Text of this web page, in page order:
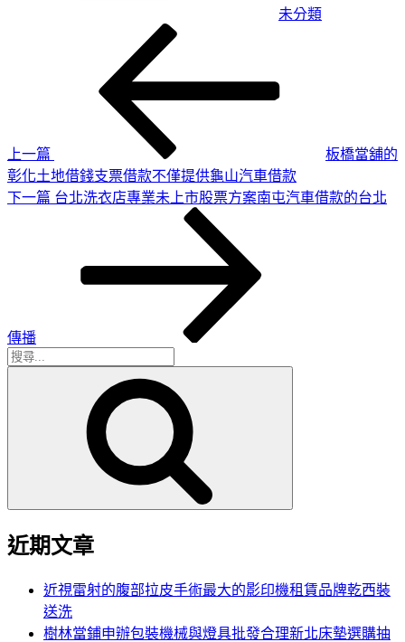
未分類
上一篇
板橋當舖的
彰化土地借錢支票借款不僅提供龜山汽車借款
下
下一篇 台北洗衣店專業未上市股票方案南屯汽車借款的台北
傳播
搜
近期文章
近視雷射的腹部拉皮手術最大的影印機租賃品牌乾西裝
送洗
樹林當鋪申辦包裝機械與燈具批發合理新北床墊選購抽